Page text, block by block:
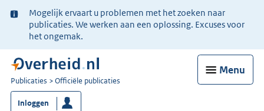
Ter
informatie:
Mogelijk ervaart u problemen met het zoeken naar
publicaties. We werken aan een oplossing. Excuses voor
het ongemak.
Menu
U
bent
nu
Publicaties Officiële publicaties
Inloggen